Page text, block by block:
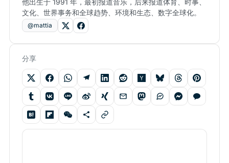
他出生于 1991 年，最初报道音乐，后来报道体育、时事、
文化、世界事务和全球趋势、环境和生态、数字全球化。
@mattia
分享